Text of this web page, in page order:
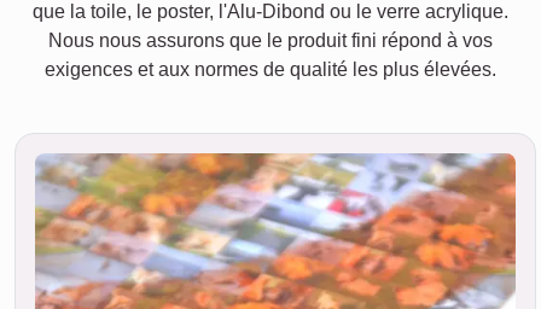
que la toile, le poster, l'Alu-Dibond ou le verre acrylique.
Nous nous assurons que le produit fini répond à vos
exigences et aux normes de qualité les plus élevées.